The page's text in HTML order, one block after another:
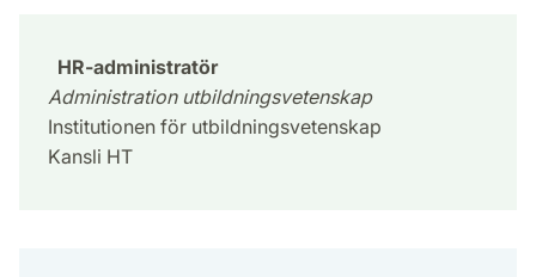
HR-administratör
Administration utbildningsvetenskap
Institutionen för utbildningsvetenskap
Kansli HT